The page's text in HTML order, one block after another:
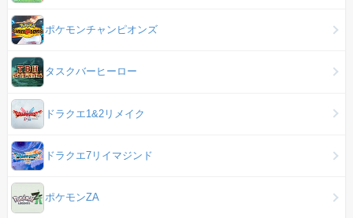
ポケモンチャンピオンズ
タスクバーヒーロー
ドラクエ1&2リメイク
ドラクエ7リイマジンド
ポケモンZA